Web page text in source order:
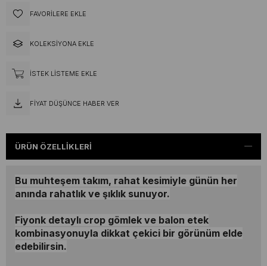
FAVORILERE EKLE
KOLEKSIYONA EKLE
İSTEK LISTEME EKLE
FIYAT DÜŞÜNCE HABER VER
ÜRÜN ÖZELLIKLERI
Bu muhteşem takım, rahat kesimiyle günün her
anında rahatlık ve şıklık sunuyor.
Fiyonk detaylı crop gömlek ve balon etek
kombinasyonuyla dikkat çekici bir görünüm elde
edebilirsin.